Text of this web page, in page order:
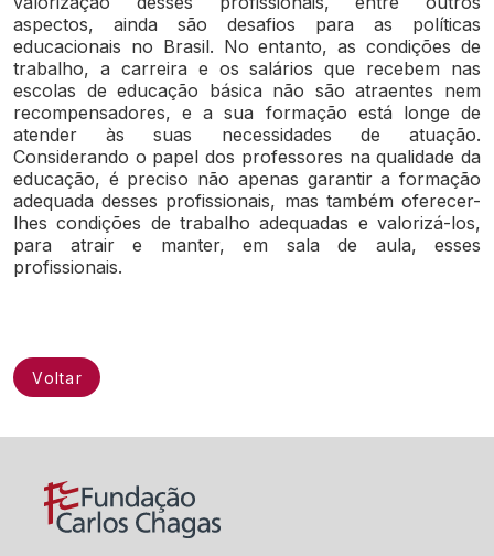
aspectos, ainda são desafios para as políticas
educacionais no Brasil. No entanto, as condições de
trabalho, a carreira e os salários que recebem nas
escolas de educação básica não são atraentes nem
recompensadores, e a sua formação está longe de
atender às suas necessidades de atuação.
Considerando o papel dos professores na qualidade da
educação, é preciso não apenas garantir a formação
adequada desses profissionais, mas também oferecer-
lhes condições de trabalho adequadas e valorizá-los,
para atrair e manter, em sala de aula, esses
profissionais.
Voltar